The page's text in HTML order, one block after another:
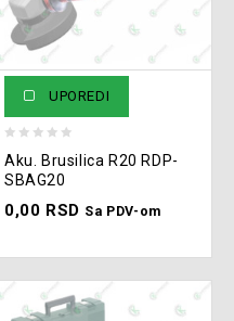
UPOREDI
out
of
5
Aku. Brusilica R20 RDP-
SBAG20
0,00 RSD Sa PDV-om